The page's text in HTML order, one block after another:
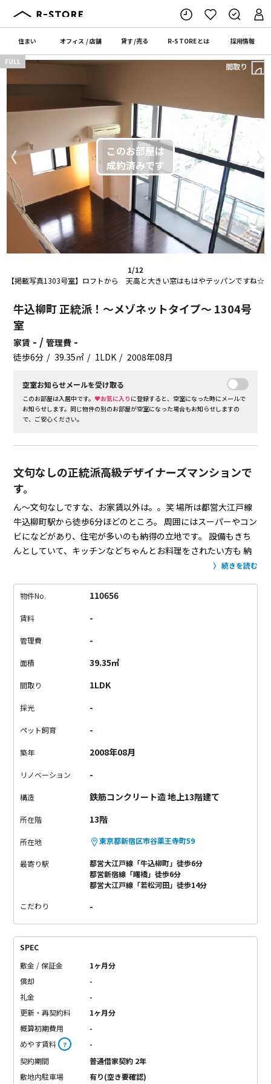
住まい オフィス /店舗 貸す/売る R-STOREとは 採用情報
1/12
【掲載写真1303号室】ロフトから 天高と大きい窓はもはやテッパンですね☆
〈 〉
FULL 間取り
牛込柳町 正統派！～メゾネットタイプ～ 1304号
室
家賃 - /管理費 -
徒歩6分 39.35㎡ 1LDK 2008年08月
空室お知らせメールを受け取る
このお部屋は入居中です。♥お気に入り に登録すると、空室になった時にメールで
お知らせします。同じ物件の別のお部屋が空室になった場合もお知らせしますの
で、ご安心ください。
文句なしの正統派高級デザイナーズマンションで
す。
ん～文句なしですな、お家賃以外は。。笑場所は都営大江戸線
牛込柳町駅から徒歩6分ほどのところ。 周囲にはスーパーやコン
ビになどがあり、住宅が多いのも納得の立地です。
設備もきち
んとしていて、キッチンなどちゃんとお料理をされたい方も 納
窓も大きく作られていて開
せんよね（笑
この仕事をするまで、新宿に家があるなんて思い
までやっている飲食店やカラオケやゲームセンターや。。
さいくらいに賑やかな街で、落ち着いて住める場所なんてある
らしたい方、いかがでしょうか☆
続きを読む
物件No. 110656
賃料 -
管理費 -
面積 39.35㎡
間取り 1LDK
採光 -
ペット飼育 -
築年 2008年08月
リノベーション -
構造 鉄筋コンクリート造 地上13階建て
所在階 13階
所在地 東京都新宿区市谷薬王寺町59
最寄り駅
都営大江戸線「牛込柳町」徒歩6分
都営新宿線「曙橋」徒歩6分
都営大江戸線「若松河田」徒歩14分
こだわり -
SPEC
敷金 / 保証金
1ヶ月分
償却
-
礼金
-
更新・再契約料
1ヶ月分
概算初期費用
-
めやす賃料 ？
-
契約期間
普通借家契約 2年
敷地内駐車場
有り(空き要確認)